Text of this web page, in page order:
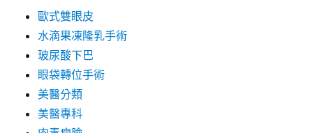
歐式雙眼皮
水滴果凍隆乳手術
玻尿酸下巴
眼袋轉位手術
美醫分類
美醫專科